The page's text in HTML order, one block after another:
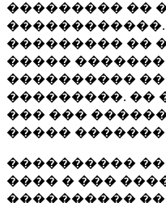
��������� ��
��������� ��
�����
����������
���������. ��
��� ���
�����
����������
���� � ���
����������